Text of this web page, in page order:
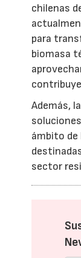
chilenas
para
biomasa
Además,
ámbito de
sector